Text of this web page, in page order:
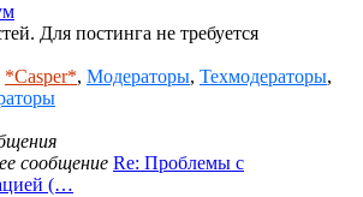
Для постинга не требуется
*Casper*, Модераторы, Техмодераторы,
сообщение Re: Проблемы с
(…